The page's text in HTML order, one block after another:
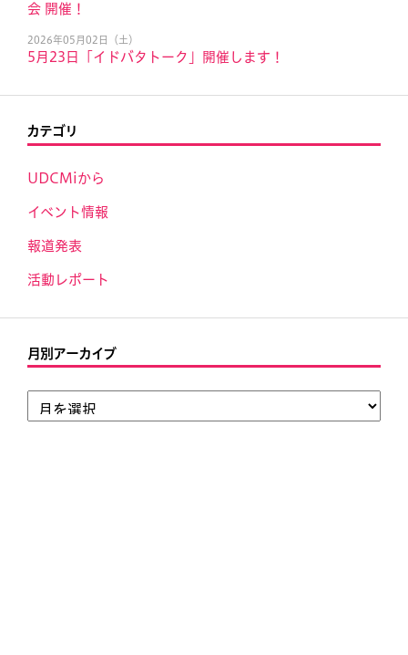
会 開催！
2026年05月02日（土）
5月23日「イドバタトーク」開催します！
カテゴリ
UDCMiから
イベント情報
報道発表
活動レポート
月別アーカイブ